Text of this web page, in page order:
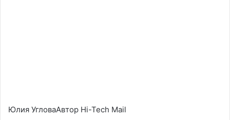
Юлия УгловаАвтор Hi-Tech Mail